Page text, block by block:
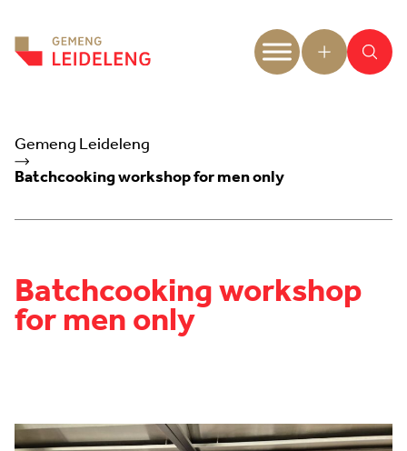
Gemeng Leideleng
Batchcooking workshop for men only
Batchcooking workshop
for men only